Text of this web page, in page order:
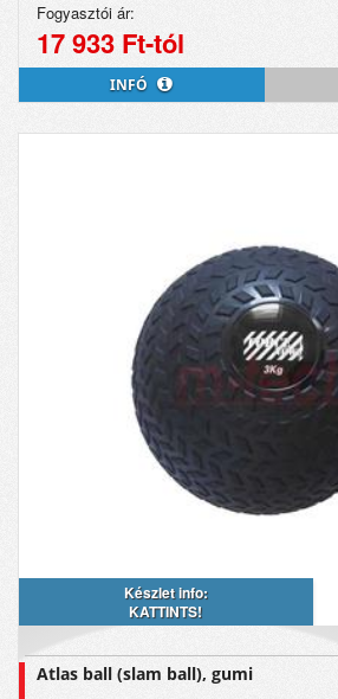
Fogyasztói ár:
17 933 Ft-tól
INFÓ
Készlet info:
KATTINTS!
Atlas ball (slam ball), gumi